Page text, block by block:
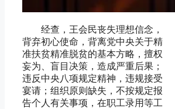
经查，王会民丧失理想信念，
背弃初心使命，背离党中央关于精
准扶贫精准脱贫的基本方略，擅权
妄为、盲目决策，造成严重后果；
违反中央八项规定精神，违规接受
宴请；组织原则缺失，不按规定报
告个人有关事项，在职工录用等工